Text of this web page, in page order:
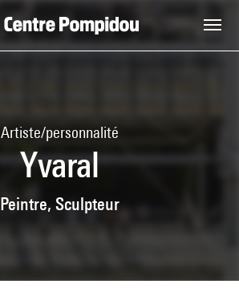
Artiste/personnalité
Yvaral
Peintre, Sculpteur